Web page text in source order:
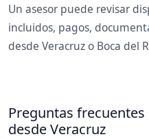
Un asesor puede revisar
incluidos, pagos,
desde Veracruz o Boca del
Preguntas
desde Veracruz